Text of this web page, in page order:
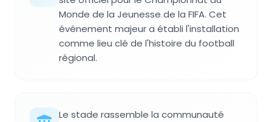
Monde de la Jeunesse de la FIFA. Cet
événement majeur a établi l'installation
comme lieu clé de l'histoire du football
régional.
Le stade rassemble la communauté